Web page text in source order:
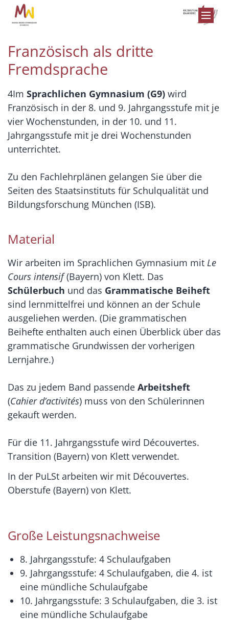
Zum Inhalt springen
Französisch als dritte
Fremdsprache
4Im Sprachlichen Gymnasium (G9) wird
Französisch in der 8. und 9. Jahrgangsstufe mit je
vier Wochenstunden, in der 10. und 11.
Jahrgangsstufe mit je drei Wochenstunden
unterrichtet.
Zu den Fachlehrplänen gelangen Sie über die
Seiten des Staatsinstituts für Schulqualität und
Bildungsforschung München (ISB).
Material
Wir arbeiten im Sprachlichen Gymnasium mit Le
Cours intensif(Bayern) von Klett. Das
Schülerbuch und das Grammatische Beiheft
sind lernmittelfrei und können an der Schule
ausgeliehen werden. (Die grammatischen
Beihefte enthalten auch einen Überblick über das
grammatische Grundwissen der vorherigen
Lernjahre.)
Das zu jedem Band passende Arbeitsheft
(Cahier d’activités) muss von den Schülerinnen
gekauft werden.
Für die 11. Jahrgangsstufe wird Découvertes.
Transition (Bayern) von Klett verwendet.
In der PuLSt arbeiten wir mit Découvertes.
Oberstufe (Bayern) von Klett.
Große Leistungsnachweise
8. Jahrgangsstufe: 4 Schulaufgaben
9. Jahrgangsstufe: 4 Schulaufgaben, die 4. ist
eine mündliche Schulaufgabe
10. Jahrgangsstufe: 3 Schulaufgaben, die 3. ist
eine mündliche Schulaufgabe